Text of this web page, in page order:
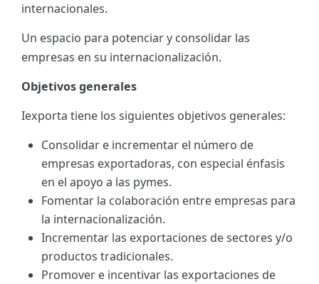
internacionales.
Un espacio para potenciar y consolidar las
empresas en su internacionalización.
Objetivos generales
Iexporta tiene los siguientes objetivos generales:
Consolidar e incrementar el número de
empresas exportadoras, con especial énfasis
en el apoyo a las pymes.
Fomentar la colaboración entre empresas para
la internacionalización.
Incrementar las exportaciones de sectores y/o
productos tradicionales.
Promover e incentivar las exportaciones de